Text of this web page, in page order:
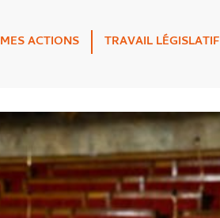
MES ACTIONS TRAVAIL LÉGISLATIF